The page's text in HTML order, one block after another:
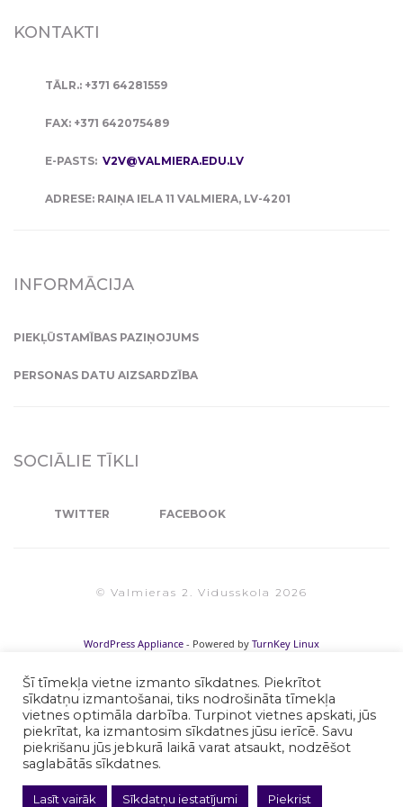
KONTAKTI
TĀLR.: +371 64281559
FAX: +371 642075489
E-PASTS: V2V@VALMIERA.EDU.LV
ADRESE: RAIŅA IELA 11 VALMIERA, LV-4201
INFORMĀCIJA
PIEKĻŪSTAMĪBAS PAZIŅOJUMS
PERSONAS DATU AIZSARDZĪBA
SOCIĀLIE TĪKLI
TWITTER FACEBOOK
© Valmieras 2. Vidusskola 2026
Šī tīmekļa vietne izmanto sīkdatnes. Piekrītot
sīkdatņu izmantošanai, tiks nodrošināta tīmekļa
vietnes optimāla darbība. Turpinot vietnes apskati, jūs
piekrītat, ka izmantosim sīkdatnes jūsu ierīcē. Savu
piekrišanu jūs jebkurā laikā varat atsaukt, nodzēšot
saglabātās sīkdatnes.
Lasīt vairāk Sīkdatņu iestatījumi Piekrist
WordPress Appliance - Powered by TurnKey Linux